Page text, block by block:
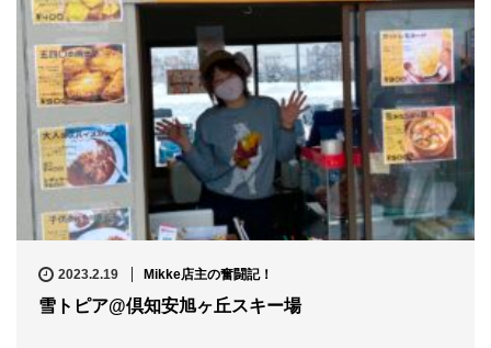
2023.2.19 Mikke店主の奮闘記！
雪トピア@倶知安旭ヶ丘スキー場